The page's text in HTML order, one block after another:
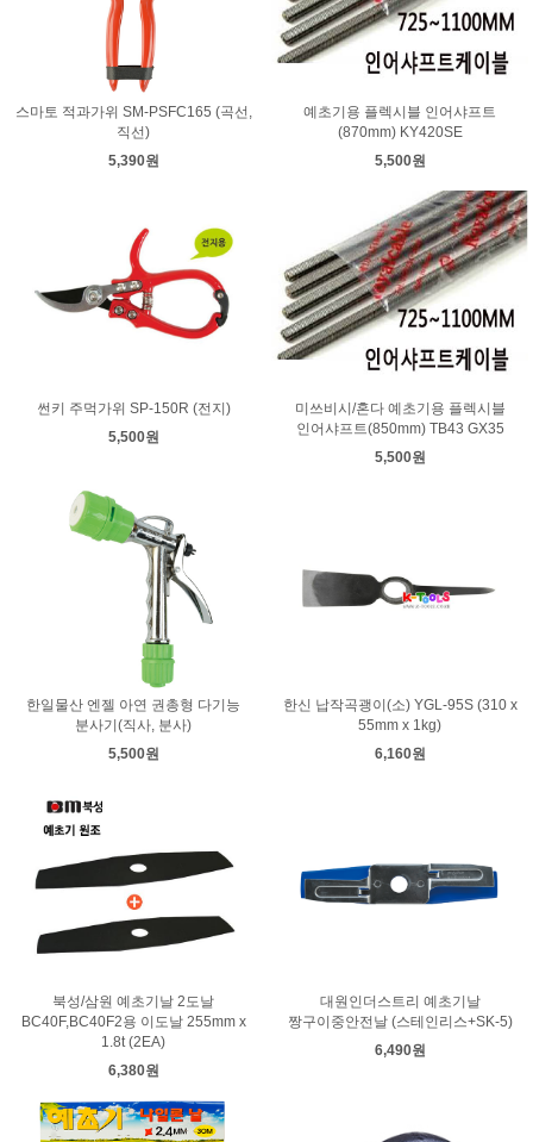
스마토 적과가위 SM-PSFC165 (곡선,
직선)
5,390원
예초기용 플렉시블 인어샤프트
(870mm) KY420SE
5,500원
썬키 주먹가위 SP-150R (전지)
5,500원
미쓰비시/혼다 예초기용 플렉시블
인어샤프트(850mm) TB43 GX35
5,500원
한일물산 엔젤 아연 권총형 다기능
분사기(직사, 분사)
5,500원
한신 납작곡괭이(소) YGL-95S (310 x
55mm x 1kg)
6,160원
북성/삼원 예초기날 2도날
BC40F,BC40F2용 이도날 255mm x
1.8t (2EA)
6,380원
대원인더스트리 예초기날
짱구이중안전날 (스테인리스+SK-5)
6,490원